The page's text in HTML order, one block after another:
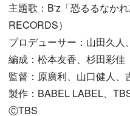
主題歌：B'z「恐るるなか
RECORDS）
プロデューサー：山田久人
編成：松本友香、杉田彩佳
監督：原廣利、山口健人、
製作：BABEL LABEL、
ⒸTBS